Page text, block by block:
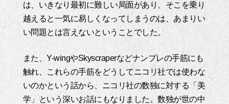
は、いきなり最初に難しい局面があり、そこを乗り
越えると一気に易しくなってしまうのは、あまりい
い問題とは言えないということでした。
また、Y-wingやSkyscraperなどナンプレの手筋にも
触れ、これらの手筋をどうしてニコリ社では使わな
いのかという話から、ニコリ社の数独に対する「美
学」という深いお話にもなりました。数独が世の中